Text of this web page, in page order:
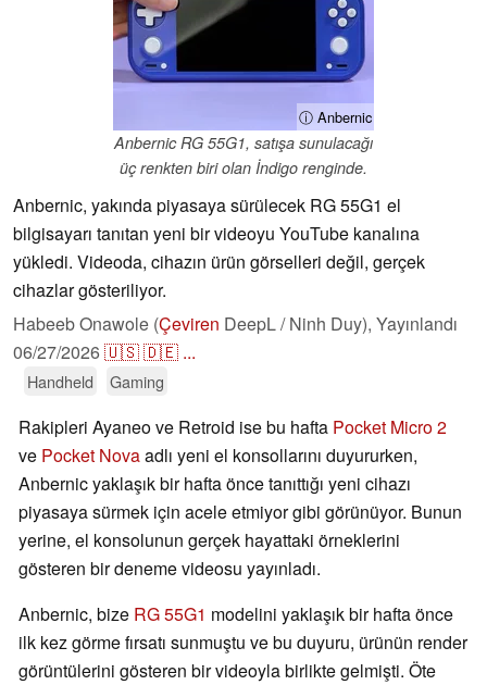
ⓘ Anbernic
Anbernic RG 55G1, satışa sunulacağı
üç renkten biri olan İndigo renginde.
Anbernic, yakında piyasaya sürülecek RG 55G1 el
bilgisayarı tanıtan yeni bir videoyu YouTube kanalına
yükledi. Videoda, cihazın ürün görselleri değil, gerçek
cihazlar gösteriliyor.
Habeeb Onawole (Çeviren DeepL / Ninh Duy), Yayınlandı
06/27/2026🇺🇸🇩🇪 ...
Handheld Gaming
Rakipleri Ayaneo ve Retroid ise bu hafta Pocket Micro 2
ve Pocket Novaadlı yeni el konsollarını duyururken,
Anbernic yaklaşık bir hafta önce tanıttığı yeni cihazı
piyasaya sürmek için acele etmiyor gibi görünüyor. Bunun
yerine, el konsolunun gerçek hayattaki örneklerini
gösteren bir deneme videosu yayınladı.
Anbernic, bize RG 55G1 modelini yaklaşık bir hafta önce
ilk kez görme fırsatı sunmuştu ve bu duyuru, ürünün render
görüntülerini gösteren bir videoyla birlikte gelmişti. Öte